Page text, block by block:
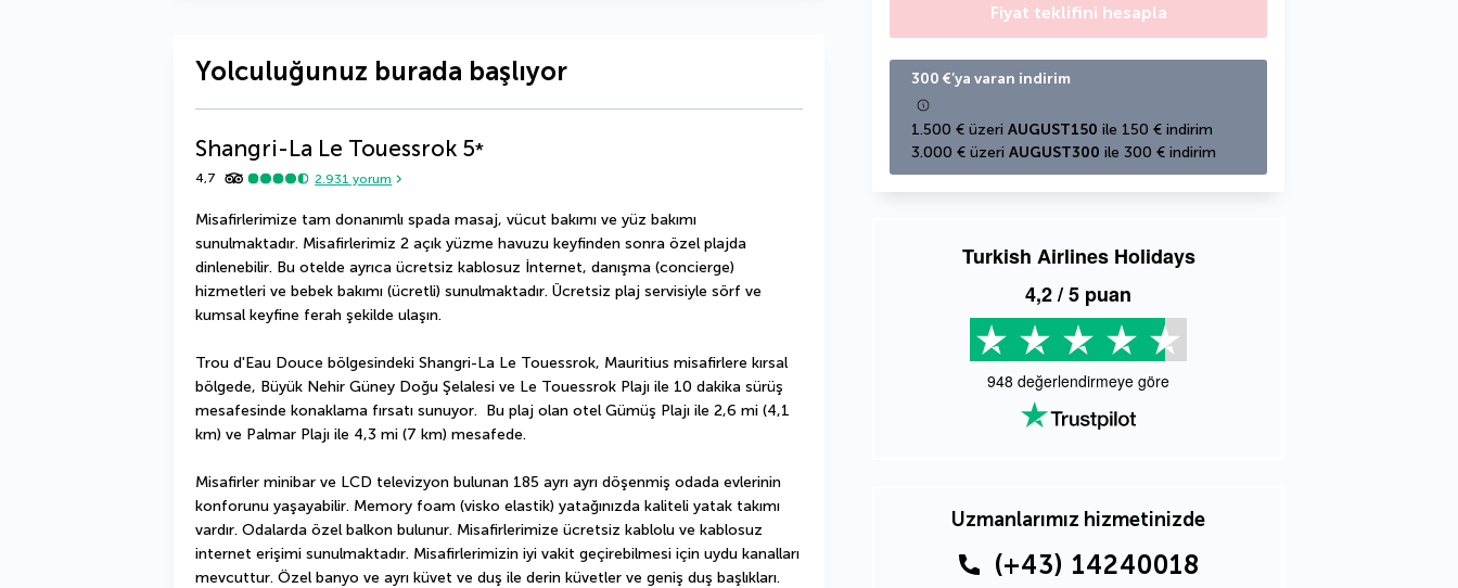
Fiyat teklifini hesapla
300 €’ya varan indirim
1.500 € üzeri AUGUST150 ile 150 € indirim
3.000 € üzeri AUGUST300 ile 300 € indirim
Turkish Airlines Holidays
4,2/ 5 puan
948 değerlendirmeye göre
Uzmanlarımız hizmetinizde
(+43) 14240018
Yolculuğunuz burada başlıyor
Shangri-La Le Touessrok 5*
4,7 2.931 yorum
Misafirlerimize tam donanımlı spada masaj, vücut bakımı ve yüz bakımı
sunulmaktadır. Misafirlerimiz 2 açık yüzme havuzu keyfinden sonra özel plajda
dinlenebilir. Bu otelde ayrıca ücretsiz kablosuz İnternet, danışma (concierge)
hizmetleri ve bebek bakımı (ücretli) sunulmaktadır. Ücretsiz plaj servisiyle sörf ve
kumsal keyfine ferah şekilde ulaşın.
Trou d'Eau Douce bölgesindeki Shangri-La Le Touessrok, Mauritius misafirlere kırsal
bölgede, Büyük Nehir Güney Doğu Şelalesi ve Le Touessrok Plajı ile 10 dakika sürüş
mesafesinde konaklama fırsatı sunuyor.  Bu plaj olan otel Gümüş Plajı ile 2,6 mi (4,1
km) ve Palmar Plajı ile 4,3 mi (7 km) mesafede.
Misafirler minibar ve LCD televizyon bulunan 185 ayrı ayrı döşenmiş odada evlerinin
konforunu yaşayabilir. Memory foam (visko elastik) yatağınızda kaliteli yatak takımı
vardır. Odalarda özel balkon bulunur. Misafirlerimize ücretsiz kablolu ve kablosuz
internet erişimi sunulmaktadır. Misafirlerimizin iyi vakit geçirebilmesi için uydu kanalları
mevcuttur. Özel banyo ve ayrı küvet ve duş ile derin küvetler ve geniş duş başlıkları.